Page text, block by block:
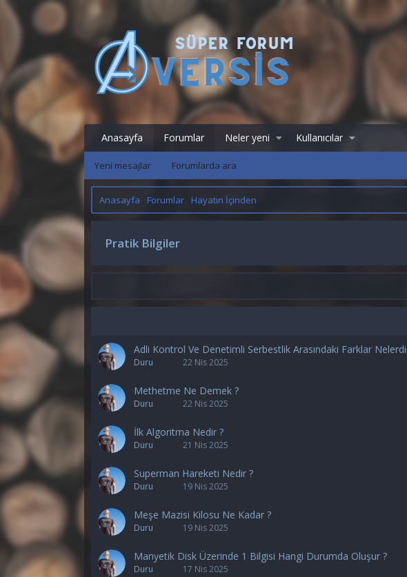
Anasayfa Forumlar Neler yeni Kullanıcılar
Yeni mesajlar Forumlarda ara
Anasayfa Forumlar Hayatın İçinden
Pratik Bilgiler
Adli Kontrol Ve Denetimli Serbestlik Arasındaki Farklar
Duru 22 Nis 2025
Methetme Ne Demek ?
Duru 22 Nis 2025
İlk Algoritma Nedir ?
Duru 21 Nis 2025
Superman Hareketi Nedir ?
Duru 19 Nis 2025
Meşe Mazisi Kilosu Ne Kadar ?
Duru 19 Nis 2025
Manyetik Disk Üzerinde 1 Bilgisi Hangi Durumda Oluşur ?
Duru 17 Nis 2025